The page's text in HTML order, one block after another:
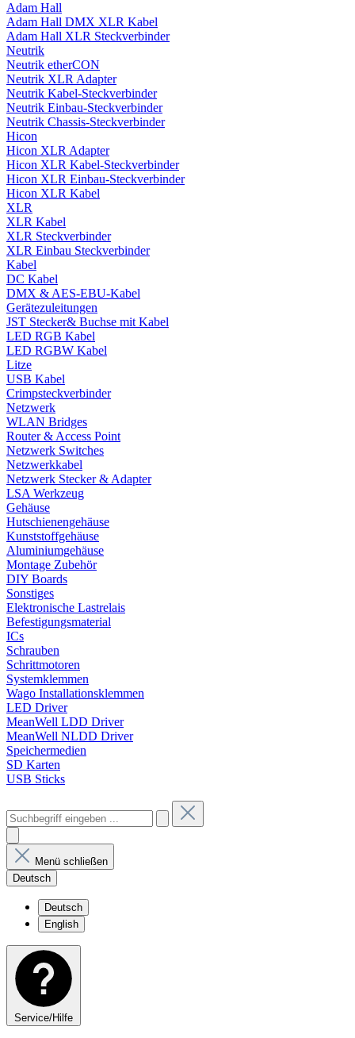
Adam Hall
Adam Hall DMX XLR Kabel
Adam Hall XLR Steckverbinder
Neutrik
Neutrik etherCON
Neutrik XLR Adapter
Neutrik Kabel-Steckverbinder
Neutrik Einbau-Steckverbinder
Neutrik Chassis-Steckverbinder
Hicon
Hicon XLR Adapter
Hicon XLR Kabel-Steckverbinder
Hicon XLR Einbau-Steckverbinder
Hicon XLR Kabel
XLR
XLR Kabel
XLR Steckverbinder
XLR Einbau Steckverbinder
Kabel
DC Kabel
DMX & AES-EBU-Kabel
Gerätezuleitungen
JST Stecker& Buchse mit Kabel
LED RGB Kabel
LED RGBW Kabel
Litze
USB Kabel
Crimpsteckverbinder
Netzwerk
WLAN Bridges
Router & Access Point
Netzwerk Switches
Netzwerkkabel
Netzwerk Stecker & Adapter
LSA Werkzeug
Gehäuse
Hutschienengehäuse
Kunststoffgehäuse
Aluminiumgehäuse
Montage Zubehör
DIY Boards
Sonstiges
Elektronische Lastrelais
Befestigungsmaterial
ICs
Schrauben
Schrittmotoren
Systemklemmen
Wago Installationsklemmen
LED Driver
MeanWell LDD Driver
MeanWell NLDD Driver
Speichermedien
SD Karten
USB Sticks
Menü schließen
Deutsch
Deutsch
English
Service/Hilfe